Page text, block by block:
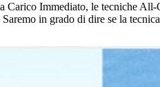
Carico Immediato, le tecniche
in grado di dire se la